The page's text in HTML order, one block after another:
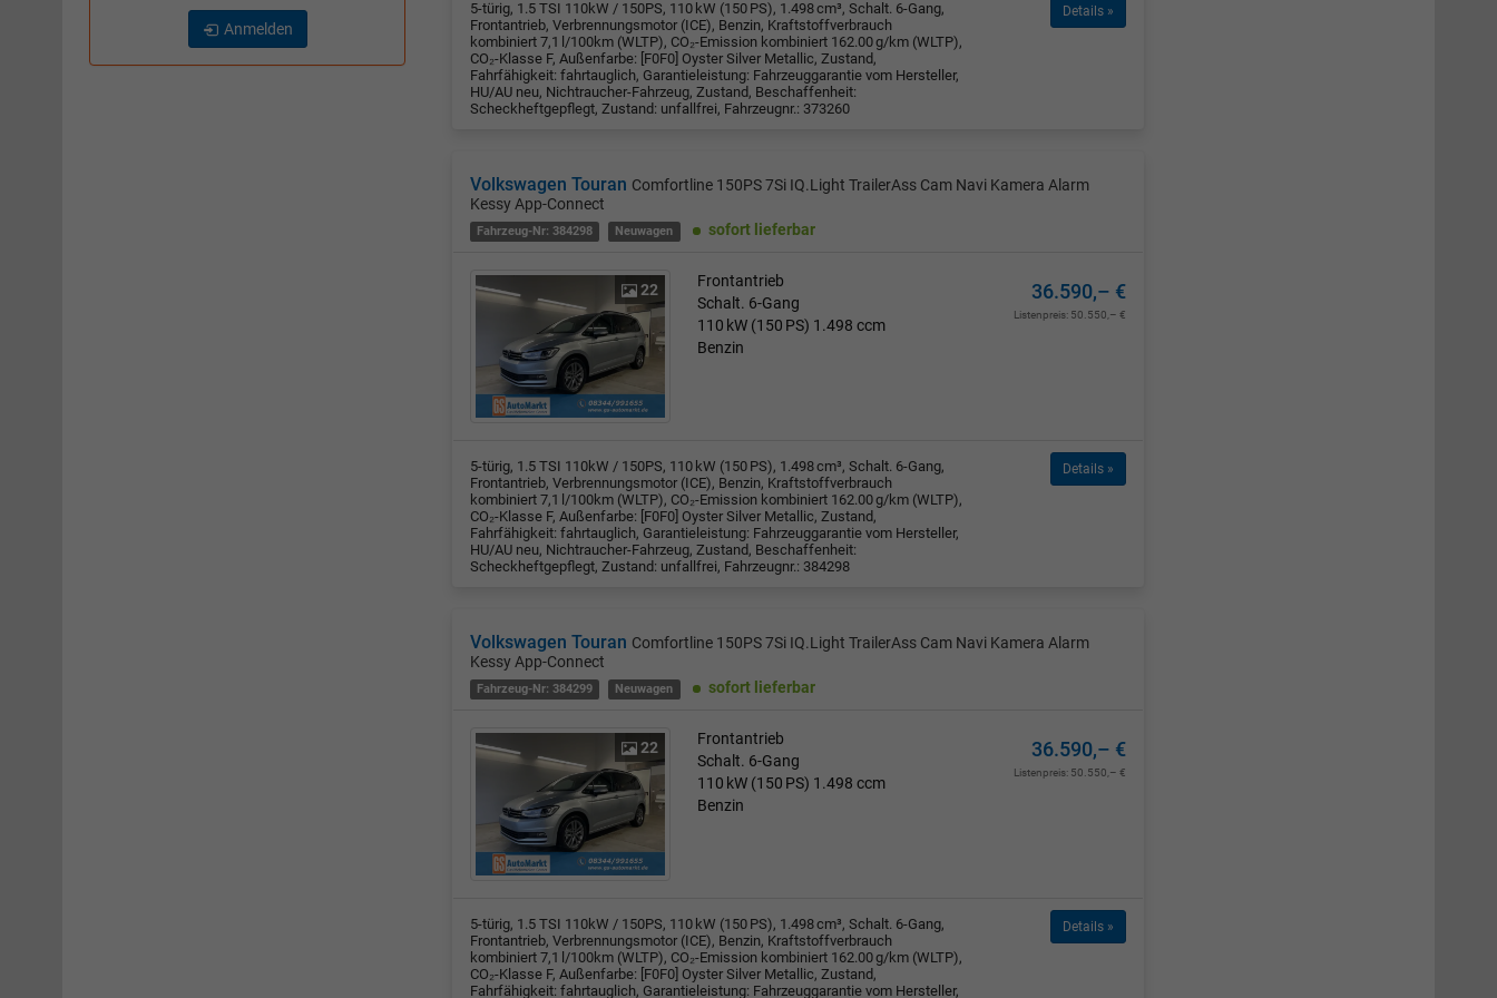
5-türig, 1.5 TSI 110kW / 150PS, 110 kW (150 PS), 1.498 cm³, Schalt. 6-Gang,
Frontantrieb, Verbrennungsmotor (ICE), Benzin, Kraftstoffverbrauch
kombiniert 7,1 l/100km (WLTP), CO₂-Emission kombiniert 162.00 g/km (WLTP),
CO₂-Klasse F, Außenfarbe: [F0F0] Oyster Silver Metallic, Zustand,
Fahrfähigkeit: fahrtauglich, Garantieleistung: Fahrzeuggarantie vom Hersteller,
HU/AU neu, Nichtraucher-Fahrzeug, Zustand, Beschaffenheit:
Scheckheftgepflegt, Zustand: unfallfrei, Fahrzeugnr.: 373260
Details »
Volkswagen Touran Comfortline 150PS 7Si IQ.Light TrailerAss Cam Navi Kamera Alarm
Kessy App-Connect
Fahrzeug-Nr: 384298 Neuwagen sofort lieferbar
22
Frontantrieb
Schalt. 6-Gang
110 kW (150 PS) 1.498 ccm
Benzin
36.590,– €
Listenpreis: 50.550,– €
5-türig, 1.5 TSI 110kW / 150PS, 110 kW (150 PS), 1.498 cm³, Schalt. 6-Gang,
Frontantrieb, Verbrennungsmotor (ICE), Benzin, Kraftstoffverbrauch
kombiniert 7,1 l/100km (WLTP), CO₂-Emission kombiniert 162.00 g/km (WLTP),
CO₂-Klasse F, Außenfarbe: [F0F0] Oyster Silver Metallic, Zustand,
Fahrfähigkeit: fahrtauglich, Garantieleistung: Fahrzeuggarantie vom Hersteller,
HU/AU neu, Nichtraucher-Fahrzeug, Zustand, Beschaffenheit:
Scheckheftgepflegt, Zustand: unfallfrei, Fahrzeugnr.: 384298
Details »
Volkswagen Touran Comfortline 150PS 7Si IQ.Light TrailerAss Cam Navi Kamera Alarm
Kessy App-Connect
Fahrzeug-Nr: 384299 Neuwagen sofort lieferbar
22
Frontantrieb
Schalt. 6-Gang
110 kW (150 PS) 1.498 ccm
Benzin
36.590,– €
Listenpreis: 50.550,– €
5-türig, 1.5 TSI 110kW / 150PS, 110 kW (150 PS), 1.498 cm³, Schalt. 6-Gang,
Frontantrieb, Verbrennungsmotor (ICE), Benzin, Kraftstoffverbrauch
kombiniert 7,1 l/100km (WLTP), CO₂-Emission kombiniert 162.00 g/km (WLTP),
CO₂-Klasse F, Außenfarbe: [F0F0] Oyster Silver Metallic, Zustand,
Fahrfähigkeit: fahrtauglich, Garantieleistung: Fahrzeuggarantie vom Hersteller,
Details »
Anmelden